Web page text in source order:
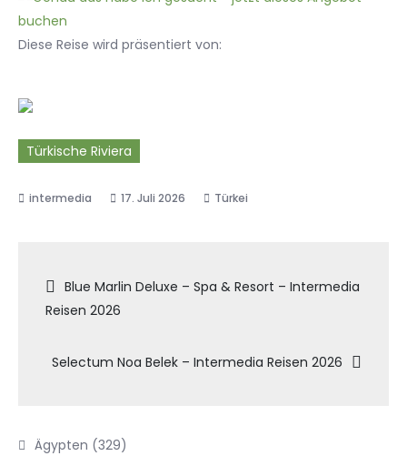
Diese Reise wird präsentiert von:
Türkische Riviera
17. Juli 2026 Türkei
Beitragsnavigation
Blue Marlin Deluxe – Spa & Resort – Intermedia
Reisen 2026
Selectum Noa Belek – Intermedia Reisen 2026
Ägypten (329)